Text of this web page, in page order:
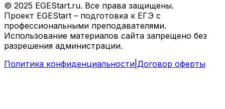
© 2025 EGEStart.ru. Все права защищены.
Проект EGEStart – подготовка к ЕГЭ с
профессиональными преподавателями.
Использование материалов сайта запрещено без
разрешения администрации.
Политика конфиденциальности Договор оферты